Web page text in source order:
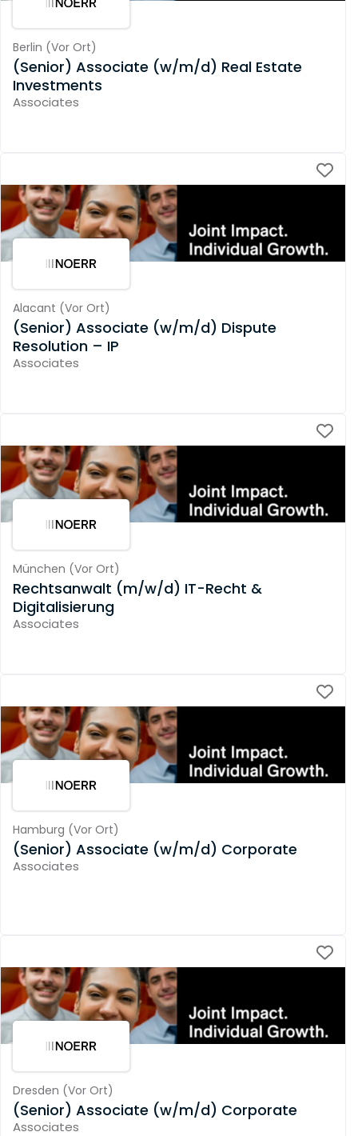
Berlin (Vor Ort)
(Senior) Associate (w/m/d) Real Estate
Investments
Associates
Alacant (Vor Ort)
(Senior) Associate (w/m/d) Dispute
Resolution – IP
Associates
München (Vor Ort)
Rechtsanwalt (m/w/d) IT-Recht &
Digitalisierung
Associates
Hamburg (Vor Ort)
(Senior) Associate (w/m/d) Corporate
Associates
Dresden (Vor Ort)
(Senior) Associate (w/m/d) Corporate
Associates